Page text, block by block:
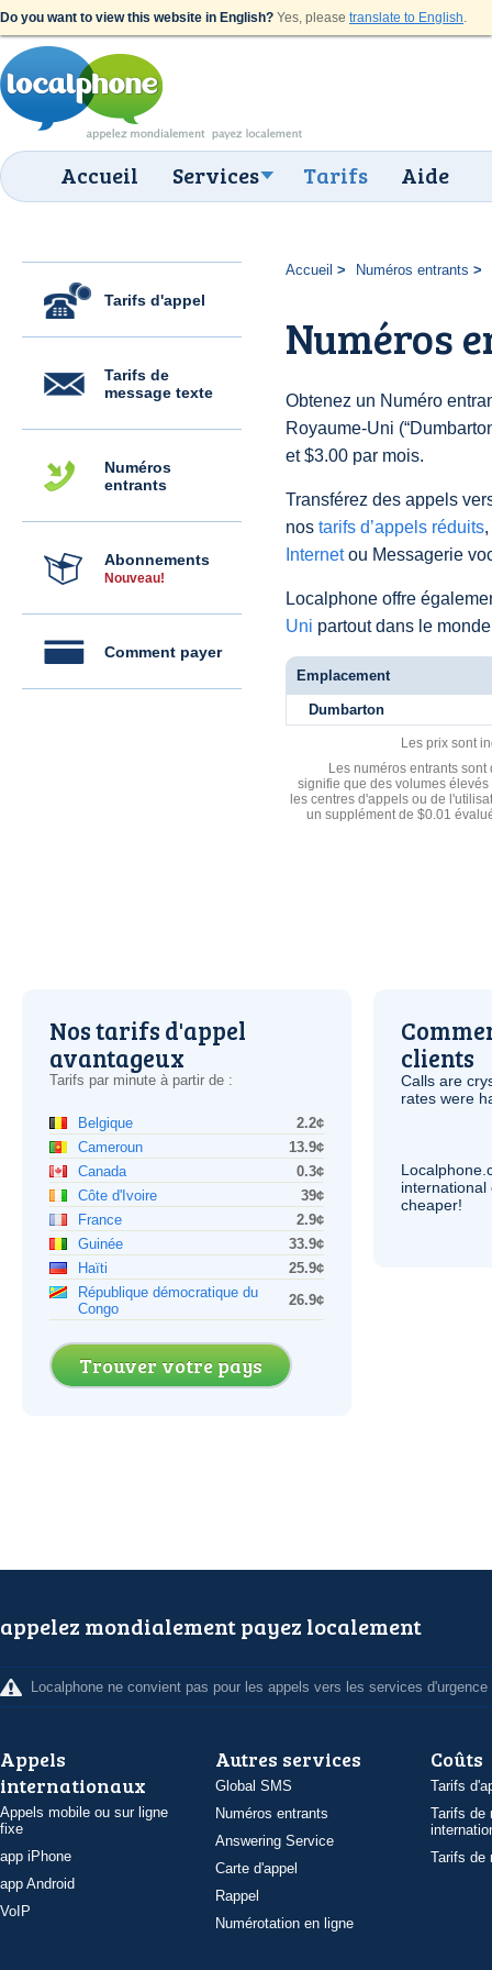
Do you want to view this website in English? Yes, please translate to English.
Accueil Services Tarifs Aide
Tarifs d'appel
Tarifs de
message texte
Numéros
entrants
Abonnements
Nouveau!
Comment payer
Accueil Numéros entrants
Numéros
Obtenez un Numéro
Royaume-Uni
et $3.00 par mois.
Transférez des appels
nos tarifs d’appels réduits
Internetou Messagerie
Localphone offre
Uni partout dans le
Emplacement
Dumbarton
Les prix sont
Les numéros entrants
signifie que des volumes
les centres d'appels ou de
un supplément de $0.01
Nos tarifs d'appel
avantageux
Tarifs par minute à partir de :
Belgique
2.2¢
Cameroun
13.9¢
Canada
0.3¢
Côte d'Ivoire
39¢
France
2.9¢
Guinée
33.9¢
Haïti
25.9¢
République démocratique du
Congo
26.9¢
Trouver votre pays
clients
Calls are
rates were
international
cheaper!
appelez mondialement payez localement
Localphone ne convient pas pour les appels vers les services d'urgence
Appels
internationaux
Appels mobile ou sur ligne
fixe
app iPhone
app Android
VoIP
Autres services
Global SMS
Numéros entrants
Answering Service
Carte d'appel
Rappel
Numérotation en ligne
Coûts
Tarifs
Tarifs de
Tarifs de